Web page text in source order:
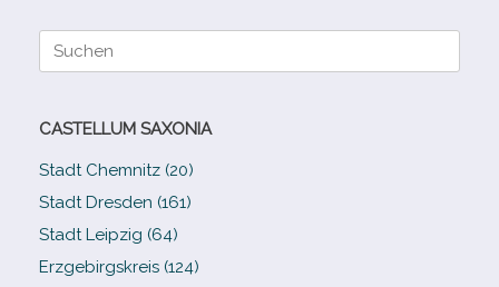
Suche
CASTELLUM SAXONIA
Stadt Chemnitz (20)
Stadt Dresden (161)
Stadt Leipzig (64)
Erzgebirgskreis (124)